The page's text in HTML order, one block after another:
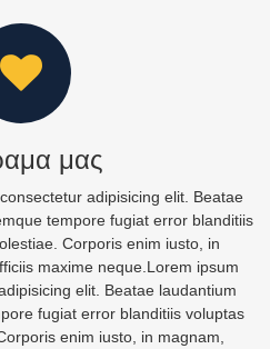
μας
adipisicing elit. Beatae
tempore fugiat error blanditiis
Corporis enim iusto, in
maxime neque.Lorem ipsum
elit. Beatae laudantium
fugiat error blanditiis voluptas
enim iusto, in magnam,